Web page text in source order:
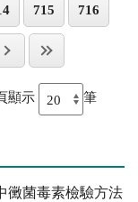
715 716
顯示 筆
黴菌毒素檢驗方法